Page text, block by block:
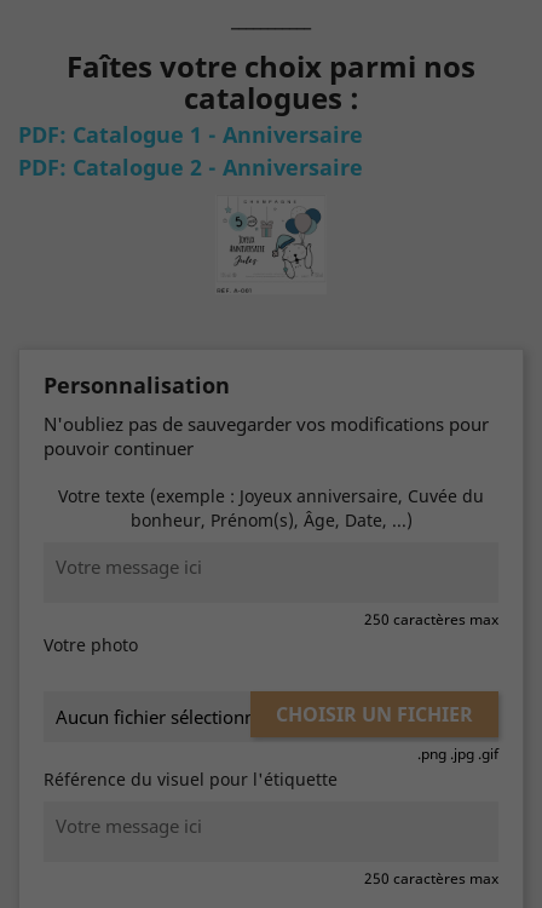
Faîtes votre choix parmi nos
catalogues :
PDF: Catalogue 1 - Anniversaire
PDF: Catalogue 2 - Anniversaire
Personnalisation
N'oubliez pas de sauvegarder vos modifications pour
pouvoir continuer
Votre texte (exemple : Joyeux anniversaire, Cuvée du
bonheur, Prénom(s), Âge, Date, ...)
250 caractères max
Votre photo
Aucun fichier sélectionné CHOISIR UN FICHIER
.png .jpg .gif
Référence du visuel pour l'étiquette
250 caractères max